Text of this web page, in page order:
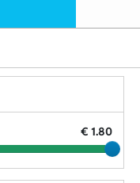
€ 1.80